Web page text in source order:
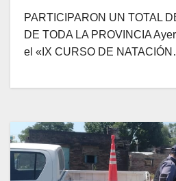
PARTICIPARON UN TOTAL
DE TODA LA PROVINCIA
el «IX CURSO DE